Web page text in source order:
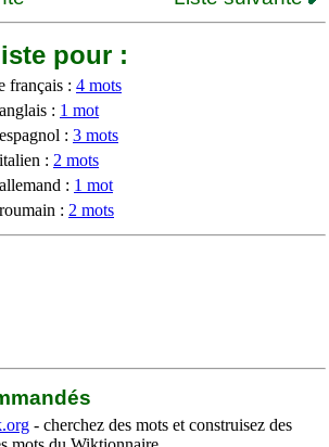
pour :
français : 4 mots
: 1 mot
: 3 mots
: 2 mots
: 1 mot
: 2 mots
- cherchez des mots et construisez des